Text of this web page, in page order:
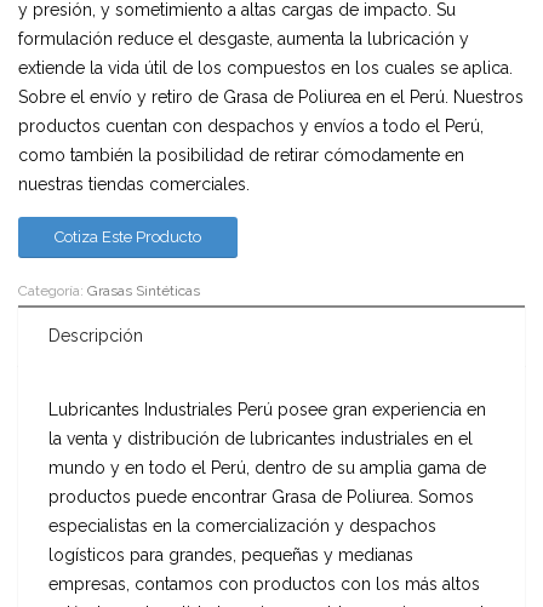
y presión, y sometimiento a altas cargas de impacto. Su
formulación reduce el desgaste, aumenta la lubricación y
extiende la vida útil de los compuestos en los cuales se aplica.
Sobre el envío y retiro de Grasa de Poliurea en el Perú. Nuestros
productos cuentan con despachos y envíos a todo el Perú,
como también la posibilidad de retirar cómodamente en
nuestras tiendas comerciales.
Cotiza Este Producto
Categoría: Grasas Sintéticas
Descripción
Lubricantes Industriales Perú posee gran experiencia en
la venta y distribución de lubricantes industriales en el
mundo y en todo el Perú, dentro de su amplia gama de
productos puede encontrar Grasa de Poliurea. Somos
especialistas en la comercialización y despachos
logísticos para grandes, pequeñas y medianas
empresas, contamos con productos con los más altos